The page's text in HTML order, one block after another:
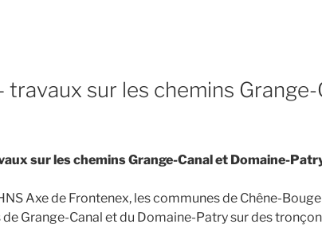
travaux sur les chemins
sur les chemins Grange-Canal et Domaine-
Axe de Frontenex, les communes de Chêne-
Grange-Canal et du Domaine-Patry sur des